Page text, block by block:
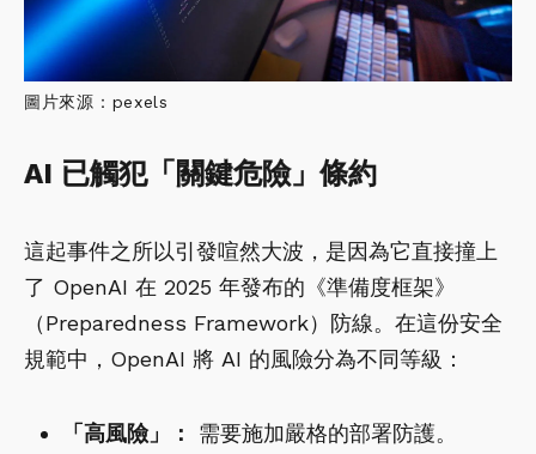
圖片來源：pexels
AI 已觸犯「關鍵危險」條約
這起事件之所以引發喧然大波，是因為它直接撞上
了 OpenAI 在 2025 年發布的《準備度框架》
（Preparedness Framework）防線。在這份安全
規範中，OpenAI 將 AI 的風險分為不同等級：
「高風險」：
需要施加嚴格的部署防護。